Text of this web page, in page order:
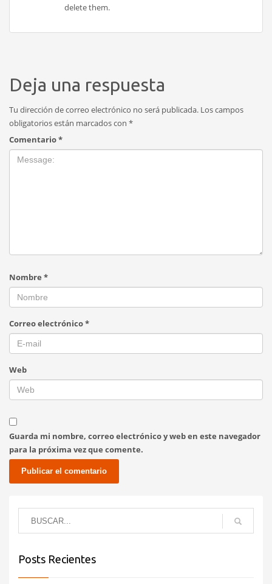
delete them.
Deja una respuesta
Tu dirección de correo electrónico no será publicada. Los campos
obligatorios están marcados con *
Comentario*
Nombre *
Correo electrónico*
Web
Guarda mi nombre, correo electrónico y web en este navegador
para la próxima vez que comente.
Posts Recientes